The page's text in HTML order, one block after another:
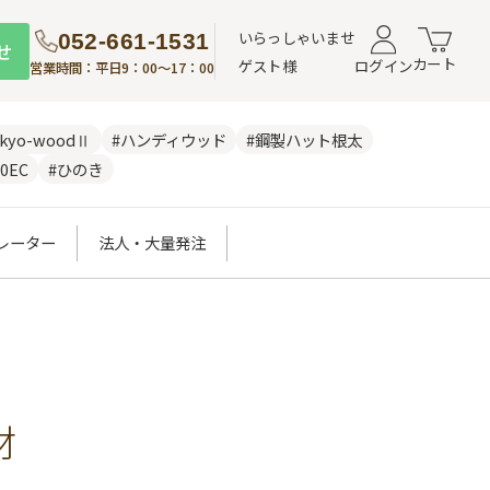
052-661-1531
営業時間：平日9：00～17：00
いらっしゃいませ
ゲスト様
ログインカート
woodⅡ #ハンディウッド
#鋼製ハット根太
#ひのき
ーター 法人・大量発注